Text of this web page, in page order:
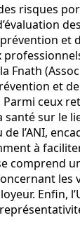
risques
et
ceux
sur le
l’ANI,
à
Enfin,